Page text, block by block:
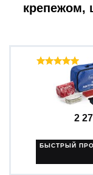
крепежом,
Набор
2
БЫСТРЫЙ